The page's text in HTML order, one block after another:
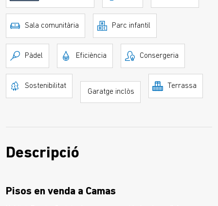
Sala comunitària Parc infantil
Pàdel Eficiència Consergeria
Sostenibilitat
Garatge inclòs
Terrassa
Descripció
Pisos en venda a Camas